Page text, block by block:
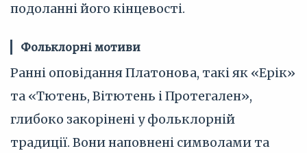
подоланні його кінцевості.
Фольклорні мотиви
Ранні оповідання Платонова, такі як «Ерік»
та «Тютень, Вітютень і Протегален»,
глибоко закорінені у фольклорній
традиції. Вони наповнені символами та